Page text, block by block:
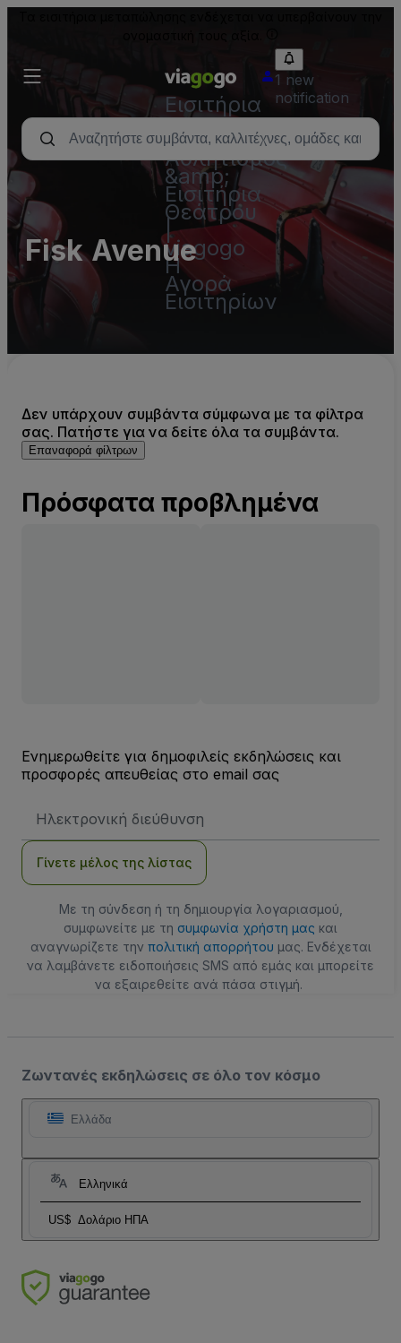
Εισιτήρια
-
Συναυλία,
Αθλητισμός
&amp;
Εισιτήρια
Θεάτρου
|
viagogo
Η
Αγορά
Εισιτηρίων
1 new
notification
Fisk Avenue
Δεν υπάρχουν συμβάντα σύμφωνα με τα φίλτρα
σας. Πατήστε για να δείτε όλα τα συμβάντα.
Επαναφορά φίλτρων
Πρόσφατα προβλημένα
Ενημερωθείτε για δημοφιλείς εκδηλώσεις και
προσφορές απευθείας στο email σας
Email
Γίνετε μέλος της λίστας
Με τη σύνδεση ή τη δημιουργία λογαριασμού,
συμφωνείτε με τη συμφωνία χρήστη μας και
αναγνωρίζετε την πολιτική απορρήτου μας. Ενδέχεται
να λαμβάνετε ειδοποιήσεις SMS από εμάς και μπορείτε
να εξαιρεθείτε ανά πάσα στιγμή.
Ζωντανές εκδηλώσεις σε όλο τον κόσμο
Ελλάδα
Ελληνικά
US$ Δολάριο ΗΠΑ